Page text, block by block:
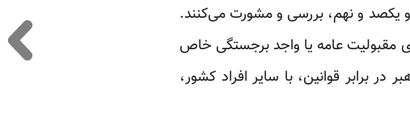
یکصد و نهم، بررسی و مشورت می‌کنند.
مقبولیت ‌عامه یا واجد برجستگی خاص
در برابر قوانین، با سایر افراد کشور،